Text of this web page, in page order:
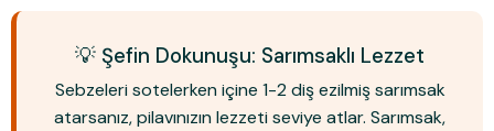
💡 Şefin Dokunuşu: Sarımsaklı Lezzet
Sebzeleri sotelerken içine 1-2 diş ezilmiş sarımsak
atarsanız, pilavınızın lezzeti seviye atlar. Sarımsak,